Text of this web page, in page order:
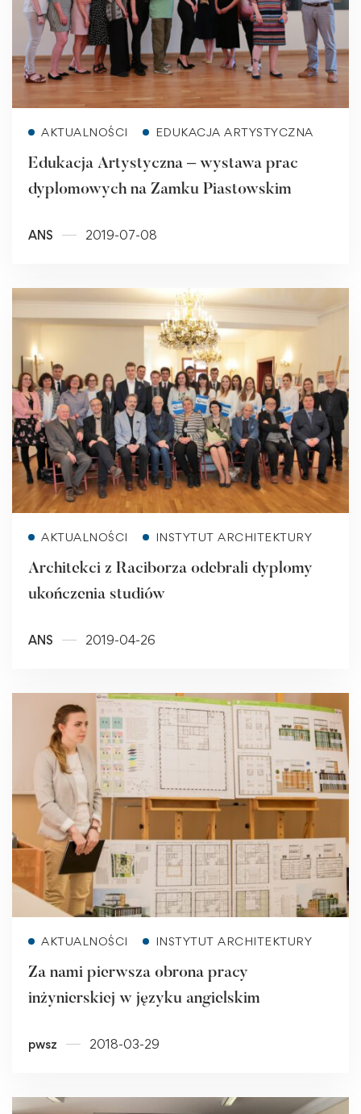
AKTUALNOŚCI EDUKACJA ARTYSTYCZNA
Edukacja Artystyczna – wystawa prac
dyplomowych na Zamku Piastowskim
ANS 2019-07-08
AKTUALNOŚCI INSTYTUT ARCHITEKTURY
Architekci z Raciborza odebrali dyplomy
ukończenia studiów
ANS 2019-04-26
AKTUALNOŚCI INSTYTUT ARCHITEKTURY
Za nami pierwsza obrona pracy
inżynierskiej w języku angielskim
pwsz 2018-03-29